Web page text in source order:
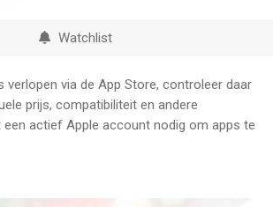
Watchlist
verlopen via de App Store, controleer daar
prijs, compatibiliteit en andere
actief Apple account nodig om apps te